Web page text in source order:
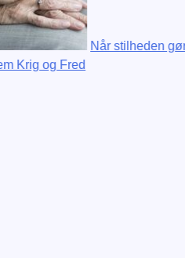
Når stilheden gør mest ondt